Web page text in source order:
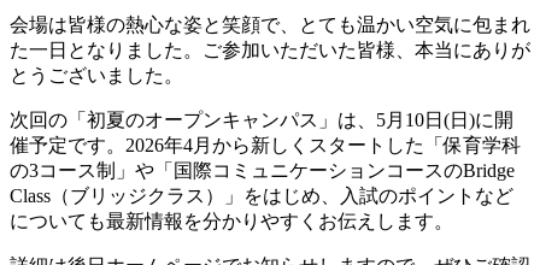
会場は皆様の熱心な姿と笑顔で、とても温かい空気に包まれ
た一日となりました。ご参加いただいた皆様、本当にありが
とうございました。
次回の「初夏のオープンキャンパス」は、5月10日(日)に開
催予定です。2026年4月から新しくスタートした「保育学科
の3コース制」や「国際コミュニケーションコースのBridge
Class（ブリッジクラス）」をはじめ、入試のポイントなど
についても最新情報を分かりやすくお伝えします。